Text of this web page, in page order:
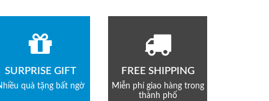
SURPRISE GIFT
quà tặng bất ngờ
FREE SHIPPING
Miễn phí giao hàng trong
thành phố